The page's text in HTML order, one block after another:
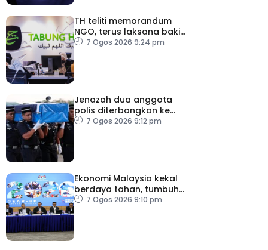
TH teliti memorandum
NGO, terus laksana baki
syor RCI
7 Ogos 2026 9:24 pm
Jenazah dua anggota
polis diterbangkan ke
Kelantan
7 Ogos 2026 9:12 pm
Ekonomi Malaysia kekal
berdaya tahan, tumbuh
5.6 peratus
7 Ogos 2026 9:10 pm